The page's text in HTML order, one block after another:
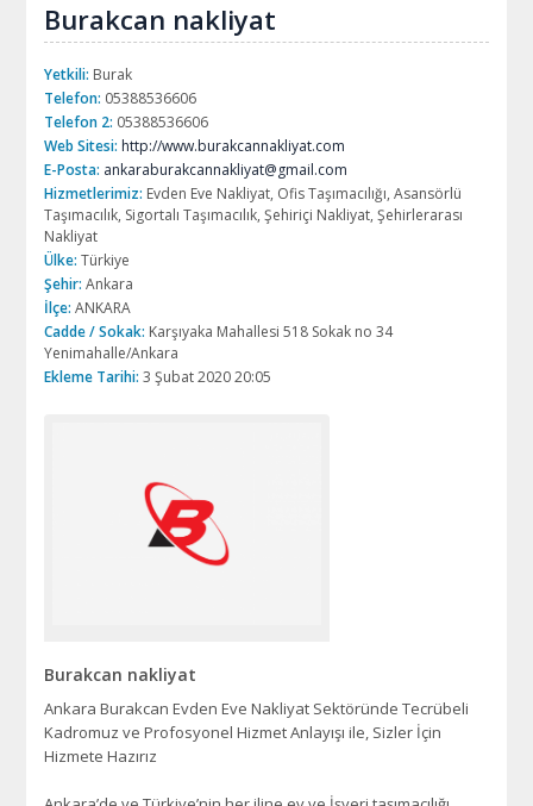
Burakcan nakliyat
Yetkili: Burak
Telefon: 05388536606
Telefon 2: 05388536606
Web Sitesi: http://www.burakcannakliyat.com
E-Posta: ankaraburakcannakliyat@gmail.com
Hizmetlerimiz: Evden Eve Nakliyat, Ofis Taşımacılığı, Asansörlü
Taşımacılık, Sigortalı Taşımacılık, Şehiriçi Nakliyat, Şehirlerarası
Nakliyat
Ülke: Türkiye
Şehir: Ankara
İlçe: ANKARA
Cadde / Sokak: Karşıyaka Mahallesi 518 Sokak no 34
Yenimahalle/Ankara
Ekleme Tarihi: 3 Şubat 2020 20:05
Burakcan nakliyat
Ankara Burakcan Evden Eve Nakliyat Sektöründe Tecrübeli
Kadromuz ve Profosyonel Hizmet Anlayışı ile, Sizler İçin
Hizmete Hazırız